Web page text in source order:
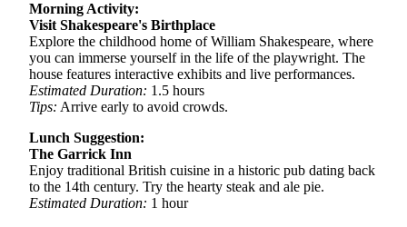
Morning Activity:
Visit Shakespeare's Birthplace
Explore the childhood home of William Shakespeare, where
you can immerse yourself in the life of the playwright. The
house features interactive exhibits and live performances.
Estimated Duration: 1.5 hours
Tips: Arrive early to avoid crowds.
Lunch Suggestion:
The Garrick Inn
Enjoy traditional British cuisine in a historic pub dating back
to the 14th century. Try the hearty steak and ale pie.
Estimated Duration: 1 hour